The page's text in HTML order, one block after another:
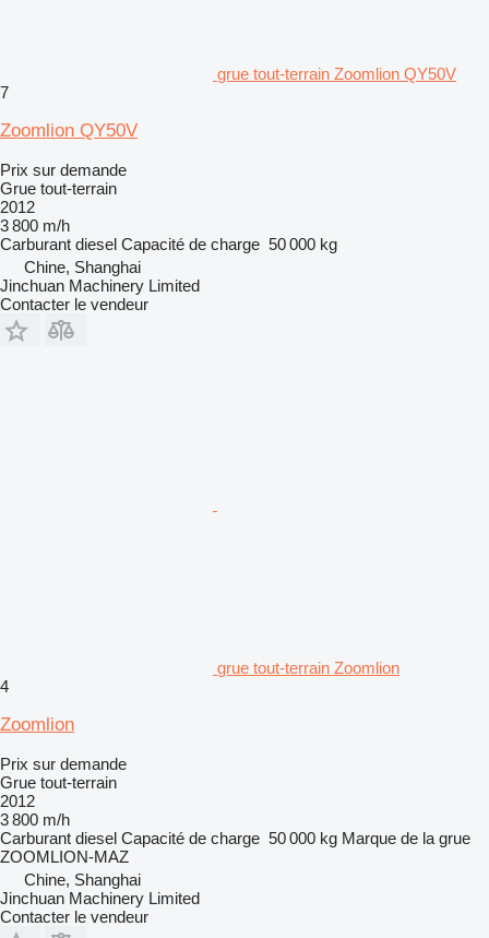
grue tout-terrain Zoomlion QY50V
7
Zoomlion QY50V
Prix sur demande
Grue tout-terrain
2012
3 800 m/h
Carburant diesel Capacité de charge 50 000 kg
Chine, Shanghai
Jinchuan Machinery Limited
Contacter le vendeur
grue tout-terrain Zoomlion
4
Zoomlion
Prix sur demande
Grue tout-terrain
2012
3 800 m/h
Carburant diesel Capacité de charge 50 000 kg Marque de la grue
ZOOMLION-MAZ
Chine, Shanghai
Jinchuan Machinery Limited
Contacter le vendeur